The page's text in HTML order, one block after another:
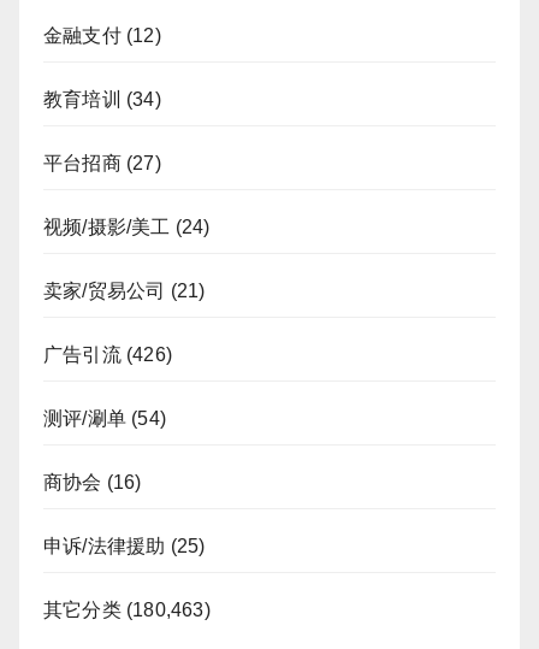
金融支付(12)
教育培训 (34)
平台招商(27)
视频/摄影/美工 (24)
卖家/贸易公司 (21)
广告引流(426)
测评/涮单 (54)
商协会 (16)
申诉/法律援助 (25)
其它分类(180,463)